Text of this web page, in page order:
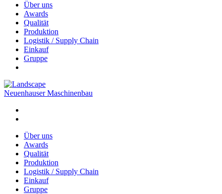
Über uns
Awards
Qualität
Produktion
Logistik / Supply Chain
Einkauf
Gruppe
Neuenhauser Maschinenbau
Über uns
Awards
Qualität
Produktion
Logistik / Supply Chain
Einkauf
Gruppe